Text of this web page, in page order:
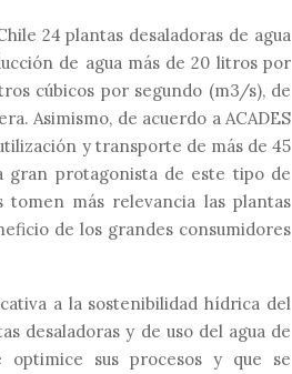
24 plantas desaladoras de agua
de agua más de 20 litros por
cúbicos por segundo (m3/s), de
. Asimismo, de acuerdo a ACADES
y transporte de más de 45
gran protagonista de este tipo de
más relevancia las plantas
de los grandes consumidores
a la sostenibilidad hídrica del
desaladoras y de usodel agua de
optimice sus procesos y que se